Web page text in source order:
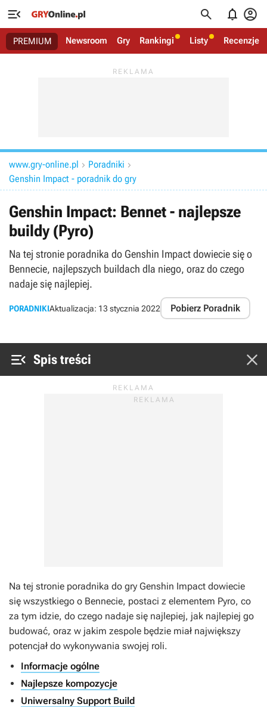
   
PREMIUM Newsroom Gry Rankingi Listy Recenzje
www.gry-online.pl  Poradniki 
Genshin Impact - poradnik do gry
Genshin Impact: Bennet - najlepsze
buildy (Pyro)
Na tej stronie poradnika do Genshin Impact dowiecie się o
Bennecie, najlepszych buildach dla niego, oraz do czego
nadaje się najlepiej.
PORADNIKIAktualizacja: 13 stycznia 2022 Pobierz Poradnik
 Spis treści 
Na tej stronie poradnika do gry Genshin Impact dowiecie
się wszystkiego o Bennecie, postaci z elementem Pyro, co
za tym idzie, do czego nadaje się najlepiej, jak najlepiej go
budować, oraz w jakim zespole będzie miał największy
potencjał do wykonywania swojej roli.
Informacje ogólne
Najlepsze kompozycje
Uniwersalny Support Build